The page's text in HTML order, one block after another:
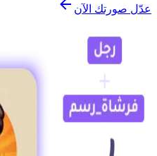
عدّل صورتك الآن